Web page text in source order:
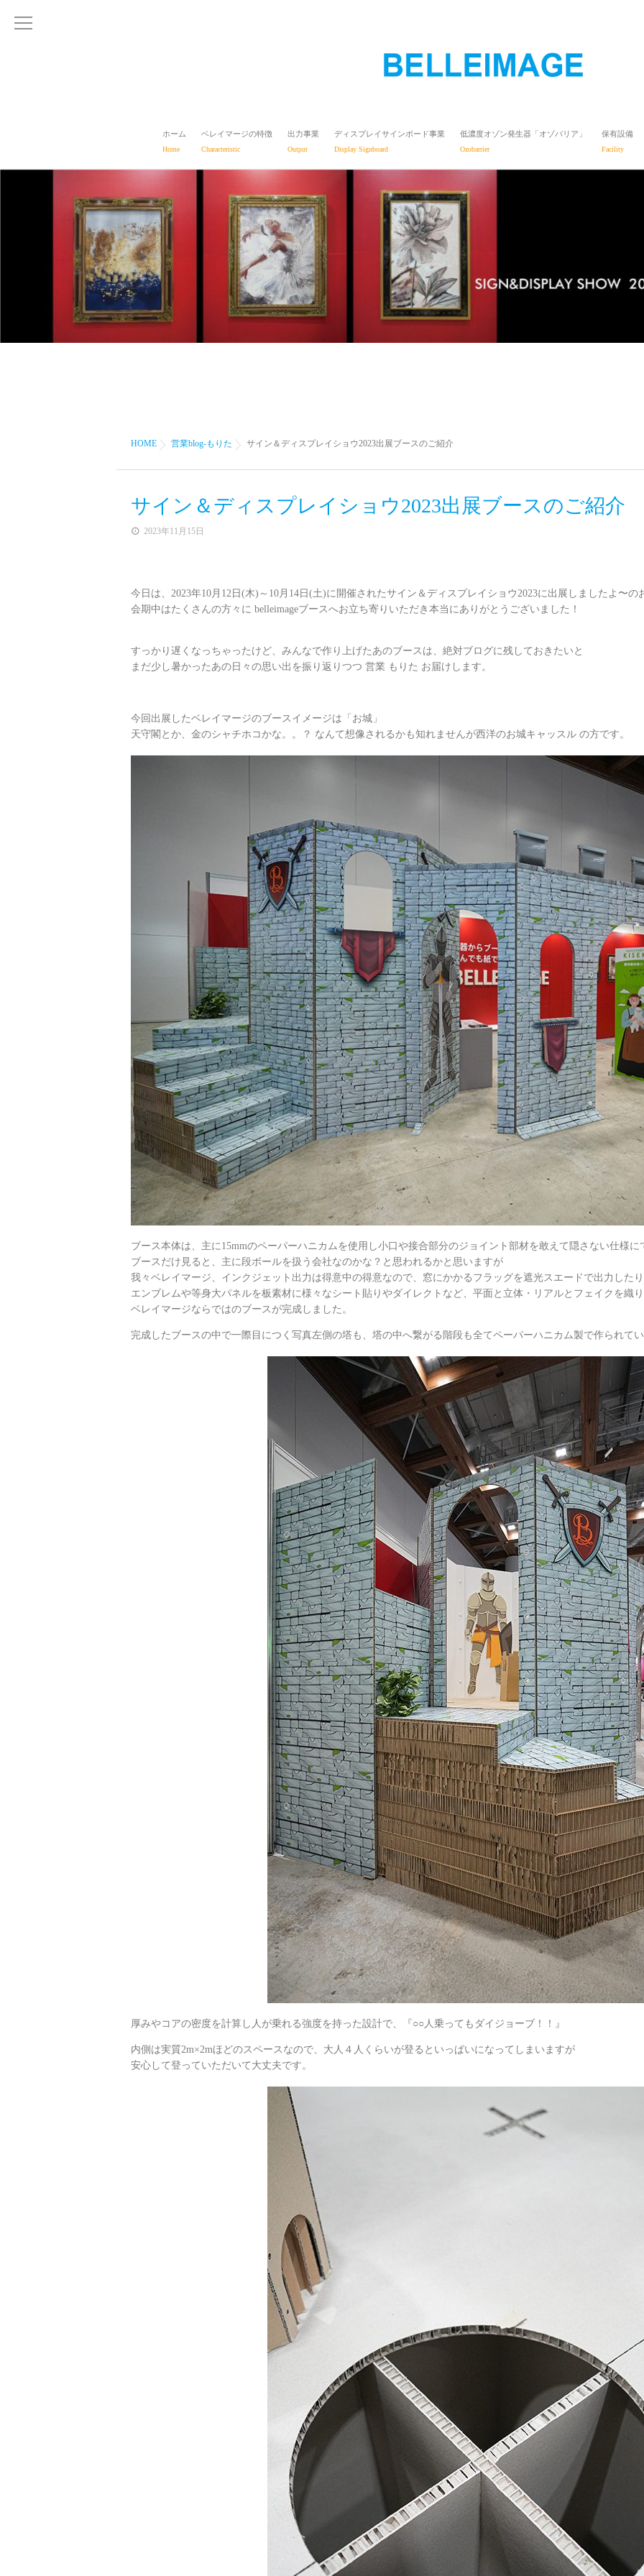
ホーム
Home
ベレイマージの特徴
Characteristic
出力事業
Output
ディスプレイサインボード事業
Display Signboard
低濃度オゾン発生器「オゾバリア」
Ozobarrier
保有設備
Facility
HOME 営業blog-もりた サイン＆ディスプレイショウ2023出展ブースのご紹介
サイン＆ディスプレイショウ2023出展ブースのご紹介
2023年11月15日
今日は、2023年10月12日(木)～10月14日(土)に開催されたサイン＆ディスプレイショウ2023に出展しましたよ〜の
会期中はたくさんの方々に belleimageブースへお立ち寄りいただき本当にありがとうございました！
すっかり遅くなっちゃったけど、みんなで作り上げたあのブースは、絶対ブログに残しておきたいと
まだ少し暑かったあの日々の思い出を振り返りつつ 営業 もりた お届けします。
今回出展したベレイマージのブースイメージは「お城」
天守閣とか、金のシャチホコかな。。？ なんて想像されるかも知れませんが西洋のお城キャッスル の方です。
ブース本体は、主に15mmのペーパーハニカムを使用し小口や接合部分のジョイント部材を敢えて隠さない仕様に
ブースだけ見ると、主に段ボールを扱う会社なのかな？と思われるかと思いますが
我々ベレイマージ、インクジェット出力は得意中の得意なので、窓にかかるフラッグを遮光スエードで出力したり
エンブレムや等身大パネルを板素材に様々なシート貼りやダイレクトなど、平面と立体・リアルとフェイクを織
ベレイマージならではのブースが完成しました。
完成したブースの中で一際目につく写真左側の塔も、塔の中へ繋がる階段も全てペーパーハニカム製で作られて
厚みやコアの密度を計算し人が乗れる強度を持った設計で、『○○人乗ってもダイジョーブ！！』
内側は実質2m×2mほどのスペースなので、大人４人くらいが登るといっぱいになってしまいますが
安心して登っていただいて大丈夫です。